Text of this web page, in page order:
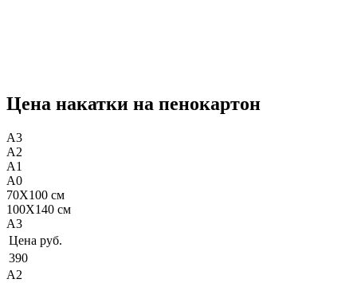
Цена накатки на пенокартон
А3
А2
А1
А0
70Х100 см
100Х140 см
А3
Цена руб.
390
А2